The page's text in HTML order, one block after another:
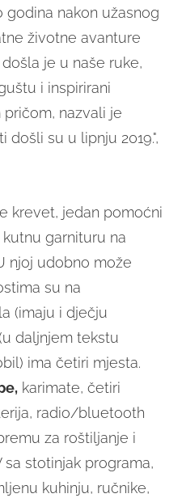
godina nakon užasnog
životne avanture
došla je u naše ruke,
i inspirirani
nazvali je
došli su u lipnju 2019.",
krevet, jedan pomoćni
garnituru na
njoj udobno može
su na
(imaju i dječju
daljnjem tekstu
ima četiri mjesta.
karimate, četiri
radio/bluetooth
za roštiljanje i
sa stotinjak programa,
kuhinju, ručnike,